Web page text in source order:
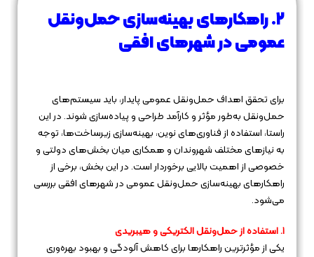
۲. راهکارهای بهینه‌سازی حمل‌ونقل
عمومی در شهرهای افقی
برای تحقق اهداف حمل‌ونقل عمومی پایدار، باید سیستم‌های
حمل‌ونقل به‌طور مؤثر و کارآمد طراحی و پیاده‌سازی شوند. در این
راستا، استفاده از فناوری‌های نوین، بهینه‌سازی زیرساخت‌ها، توجه
به نیازهای مختلف شهروندان و همکاری میان بخش‌های دولتی و
خصوصی از اهمیت بالایی برخوردار است. در این بخش، برخی از
راهکارهای بهینه‌سازی حمل‌ونقل عمومی در شهرهای افقی بررسی
می‌شود.
۱. استفاده از حمل‌ونقل الکتریکی و هیبریدی
یکی از مؤثرترین راهکارها برای کاهش آلودگی و بهبود بهره‌وری